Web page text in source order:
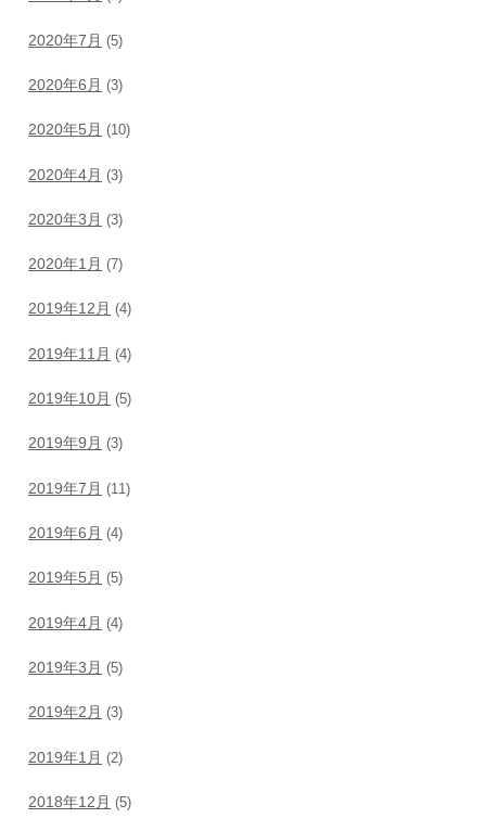
2020年7月 (5)
2020年6月 (3)
2020年5月 (10)
2020年4月 (3)
2020年3月 (3)
2020年1月 (7)
2019年12月 (4)
2019年11月 (4)
2019年10月 (5)
2019年9月 (3)
2019年7月 (11)
2019年6月 (4)
2019年5月 (5)
2019年4月 (4)
2019年3月 (5)
2019年2月 (3)
2019年1月 (2)
2018年12月 (5)